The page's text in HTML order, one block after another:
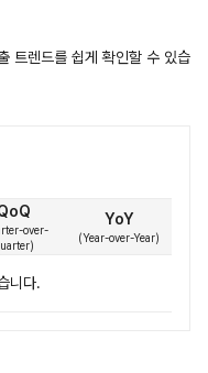
트렌드를 쉽게 확인할 수 있습
over-
)
YoY
(Year-over-Year)
니다.